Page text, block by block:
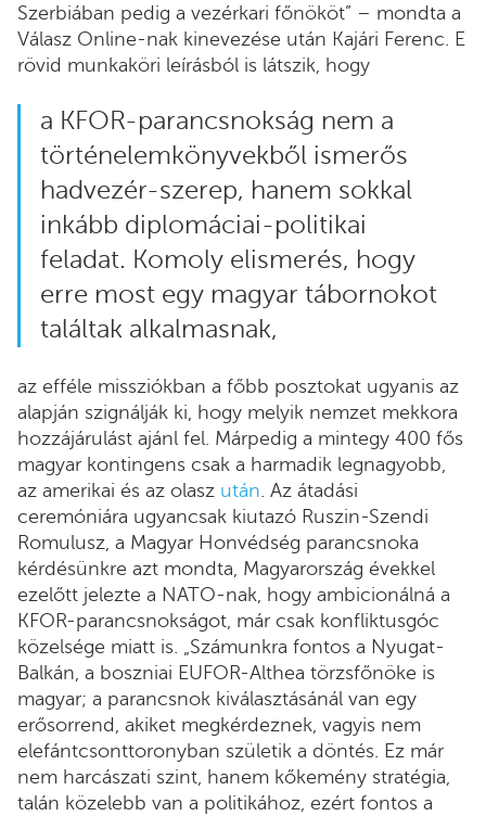
Szerbiában pedig a vezérkari főnököt” – mondta a
Válasz Online-nak kinevezése után Kajári Ferenc. E
rövid munkaköri leírásból is látszik, hogy
a KFOR-parancsnokság nem a
történelemkönyvekből ismerős
hadvezér-szerep, hanem sokkal
inkább diplomáciai-politikai
feladat. Komoly elismerés, hogy
erre most egy magyar tábornokot
találtak alkalmasnak,
az efféle missziókban a főbb posztokat ugyanis az
alapján szignálják ki, hogy melyik nemzet mekkora
hozzájárulást ajánl fel. Márpedig a mintegy 400 fős
magyar kontingens csak a harmadik legnagyobb,
az amerikai és az olasz után . Az átadási
ceremóniára ugyancsak kiutazó Ruszin-Szendi
Romulusz, a Magyar Honvédség parancsnoka
kérdésünkre azt mondta, Magyarország évekkel
ezelőtt jelezte a NATO-nak, hogy ambicionálná a
KFOR-parancsnokságot, már csak konfliktusgóc
közelsége miatt is. „Számunkra fontos a Nyugat-
Balkán, a boszniai EUFOR-Althea törzsfőnöke is
magyar; a parancsnok kiválasztásánál van egy
erősorrend, akiket megkérdeznek, vagyis nem
elefántcsonttoronyban születik a döntés. Ez már
nem harcászati szint, hanem kőkemény stratégia,
talán közelebb van a politikához, ezért fontos a